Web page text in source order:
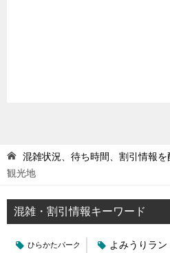
混雑状況、待ち時間、割引情報
観光地
混雑・割引情報キーワード
ひらかたパーク よみうりラン